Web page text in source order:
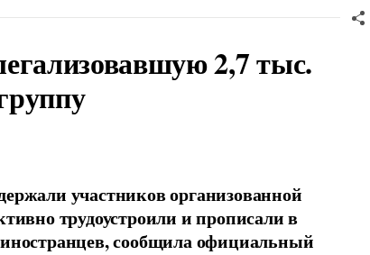
2,7 тыс.
участников организованной
трудоустроили и прописали в
сообщила официальный